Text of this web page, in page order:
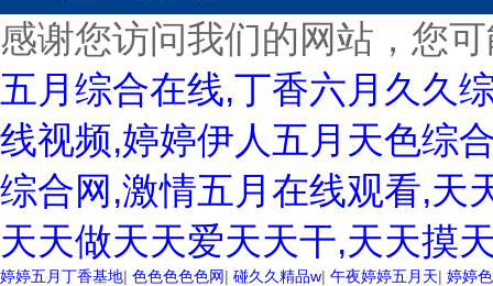
感谢您访问我们的网站，您
五月综合在线,丁香六月久久
线视频,婷婷伊人五月天色综
综合网,激情五月在线观看,天
天天做天天爱天天干,天天摸
婷婷五月丁香基地| 色色色色色网| 碰久久精品w| 午夜婷婷五月天| 婷婷